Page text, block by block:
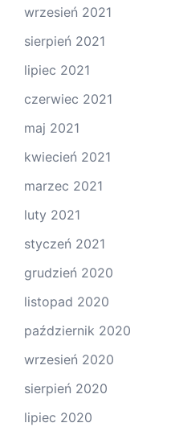
wrzesień 2021
sierpień 2021
lipiec 2021
czerwiec 2021
maj 2021
kwiecień 2021
marzec 2021
luty 2021
styczeń 2021
grudzień 2020
listopad 2020
październik 2020
wrzesień 2020
sierpień 2020
lipiec 2020